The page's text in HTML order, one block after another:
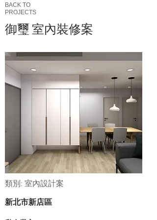
BACK TO
​PROJECTS
御璽 室內裝修案
類別: 室內設計案
新北市新店區